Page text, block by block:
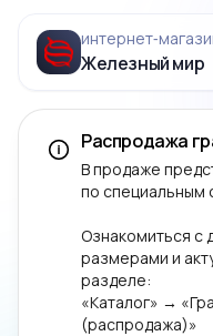
Железный мир
Распродажа
В продаже
по специальным
Ознакомиться с
размерами и
разделе:
«Каталог» →
(распродажа)»